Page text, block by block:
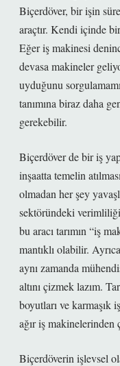
Biçerdöver, bir işin
araçtır. Kendi içinde
Eğer iş makinesi
devasa makineler
uyduğunu
tanımına biraz daha
gerekebilir.
Biçerdöver de bir iş
inşaatta temelin
olmadan her şey
sektöründeki
bu aracı tarımın “iş
mantıklı olabilir.
aynı zamanda
altını çizmek lazım.
boyutları ve karmaşık
ağır iş makinelerinden
Biçerdöverin işlevsel